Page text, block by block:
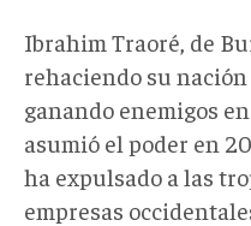
Ibrahim Traoré, de
rehaciendo su nación
ganando enemigos
asumió el poder en
ha expulsado a las
empresas